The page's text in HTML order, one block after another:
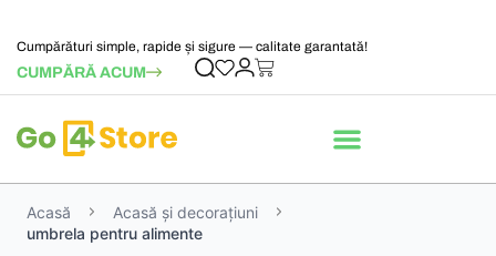
Cumpărături simple, rapide și sigure — calitate garantată!
CUMPĂRĂ ACUM
Acasă
Acasă și decorațiuni
umbrela pentru alimente